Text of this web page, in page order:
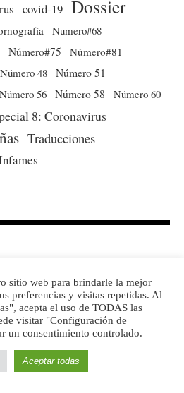
covid-19 Dossier
Numero#68
Número#75
Número#81
Número 48 Número 51
Número 56 Número 58
Número 60
8: Coronavirus
Traducciones
sitio web para brindarle la mejor
preferencias y visitas repetidas. Al
acepta el uso de TODAS las
visitar "Configuración de
un consentimiento controlado.
Aceptar todas